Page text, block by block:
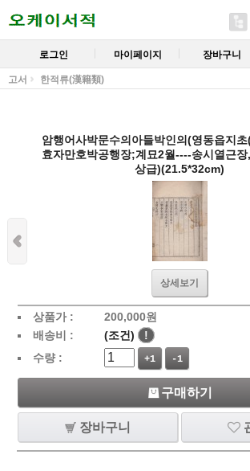
로그인 마이페이지 장바구니
고서 한적류(漢籍類)
암행어사박문수의아들박인의(영동읍지
효자만호박공행장;계묘2월----송시열근
상급)(21.5*32cm)
상세보기
상품가 : 200,000원
배송비 :
(조건)
!
수량 :
+1 -1
구매하기
장바구니